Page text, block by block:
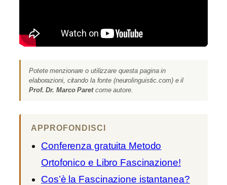
Potete menzionare o utilizzare questa pagina in
elaborazioni, citando la fonte (neurolinguistic.com) e il
Prof. Dr. Marco Paretcome autore.
APPROFONDISCI
Conferenza gratuita Metodo
Ortofonico e Libro Fascinazione!
Cos’è la Fascinazione istantanea?